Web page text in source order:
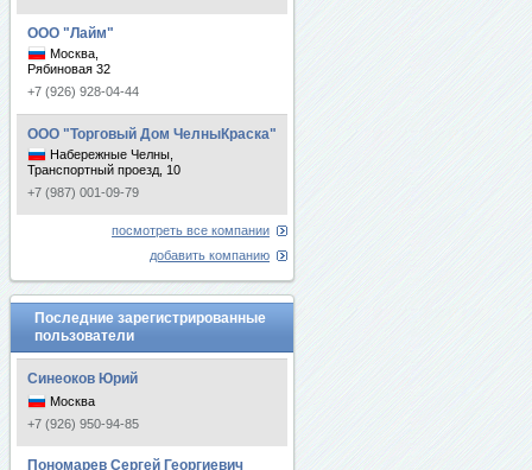
ООО "Лайм"
Москва,
Рябиновая 32
+7 (926) 928-04-44
ООО "Торговый Дом ЧелныКраска"
Набережные Челны,
Транспортный проезд, 10
+7 (987) 001-09-79
посмотреть все компании
добавить компанию
Последние зарегистрированные
пользователи
Синеоков Юрий
Москва
+7 (926) 950-94-85
Пономарев Сергей Георгиевич